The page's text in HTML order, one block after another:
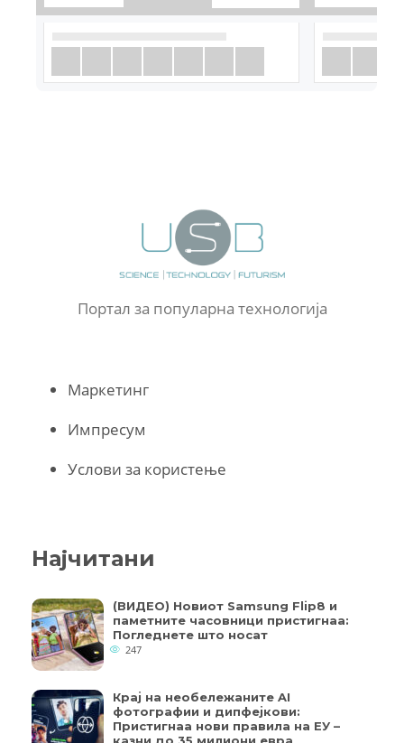
Портал за популарна технологија
Маркетинг
Импресум
Услови за користење
Најчитани
(ВИДЕО) Новиот Samsung Flip8 и
паметните часовници пристигнаа:
Погледнете што носат
247
Крај на необележаните AI
фотографии и дипфејкови:
Пристигнаа нови правила на ЕУ –